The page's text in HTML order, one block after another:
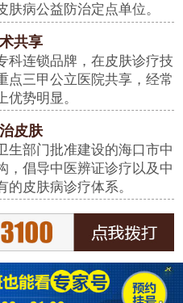
病公益防治定点单位。
共享
科连锁品牌，在皮肤诊疗技
点三甲公立医院共享，经常
势明显。
皮肤
生部门批准建设的海口市中
，倡导中医辨证诊疗以及中
皮肤病诊疗体系。